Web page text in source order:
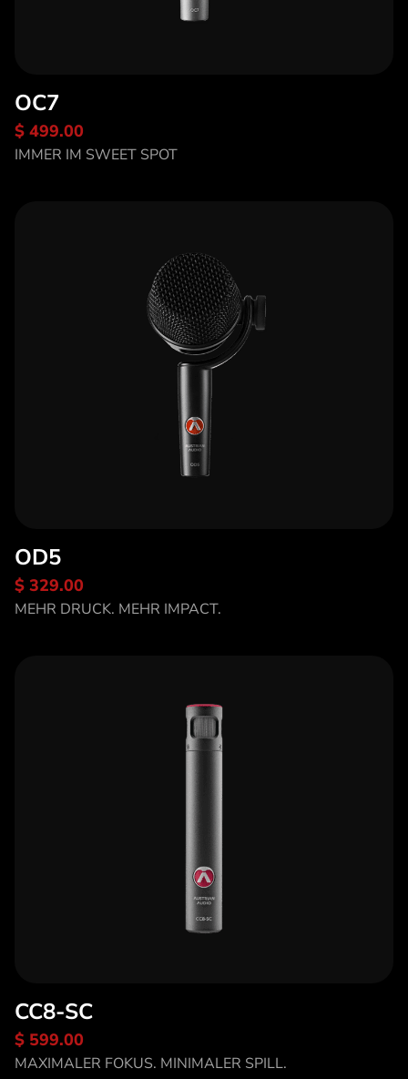
OC7
$ 499.00
IMMER IM SWEET SPOT
Entdecke OC7
OD5
$ 329.00
MEHR DRUCK. MEHR IMPACT.
Entdecke OD5
CC8-SC
$ 599.00
MAXIMALER FOKUS. MINIMALER SPILL.
Entdecke CC8-SC